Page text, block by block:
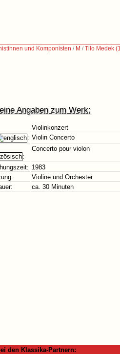
und Komponisten / M /Tilo Medek
Angaben zum Werk:
Violinkonzert
: Violin Concerto
:
Concerto pour violon
1983
Violine und Orchester
ca. 30 Minuten
den Klassika-Partnern: